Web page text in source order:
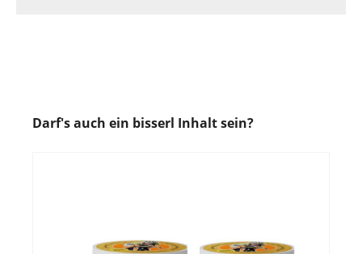
Darf's auch ein bisserl Inhalt sein?